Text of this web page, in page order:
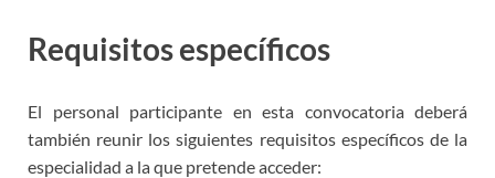
Requisitos específicos
El personal participante en esta convocatoria deberá
también reunir los siguientes requisitos específicos de la
especialidad a la que pretende acceder: